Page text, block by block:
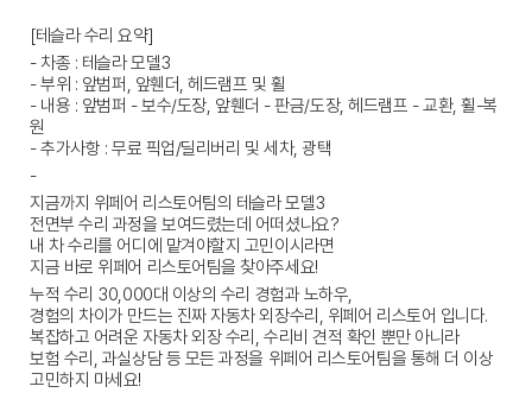
[테슬라 수리 요약]
- 차종 : 테슬라 모델3
- 부위 : 앞범퍼, 앞휀더, 헤드램프 및 휠
- 내용 : 앞범퍼 - 보수/도장, 앞휀더 - 판금/도장, 헤드램프 - 교환, 휠-복
원
-추가사항 : 무료 픽업/딜리버리 및 세차, 광택
-
지금까지 위페어 리스토어팀의 테슬라 모델3
전면부 수리 과정을 보여드렸는데 어떠셨나요?
내 차 수리를 어디에 맡겨야할지 고민이시라면
지금 바로 위페어 리스토어팀을 찾아주세요!
누적 수리 30,000대 이상의 수리 경험과 노하우,
경험의 차이가 만드는 진짜 자동차 외장수리, 위페어 리스토어 입니다.
복잡하고 어려운 자동차 외장 수리, 수리비 견적 확인 뿐만 아니라
보험 수리, 과실상담 등 모든 과정을 위페어 리스토어팀을 통해 더 이상
고민하지 마세요!